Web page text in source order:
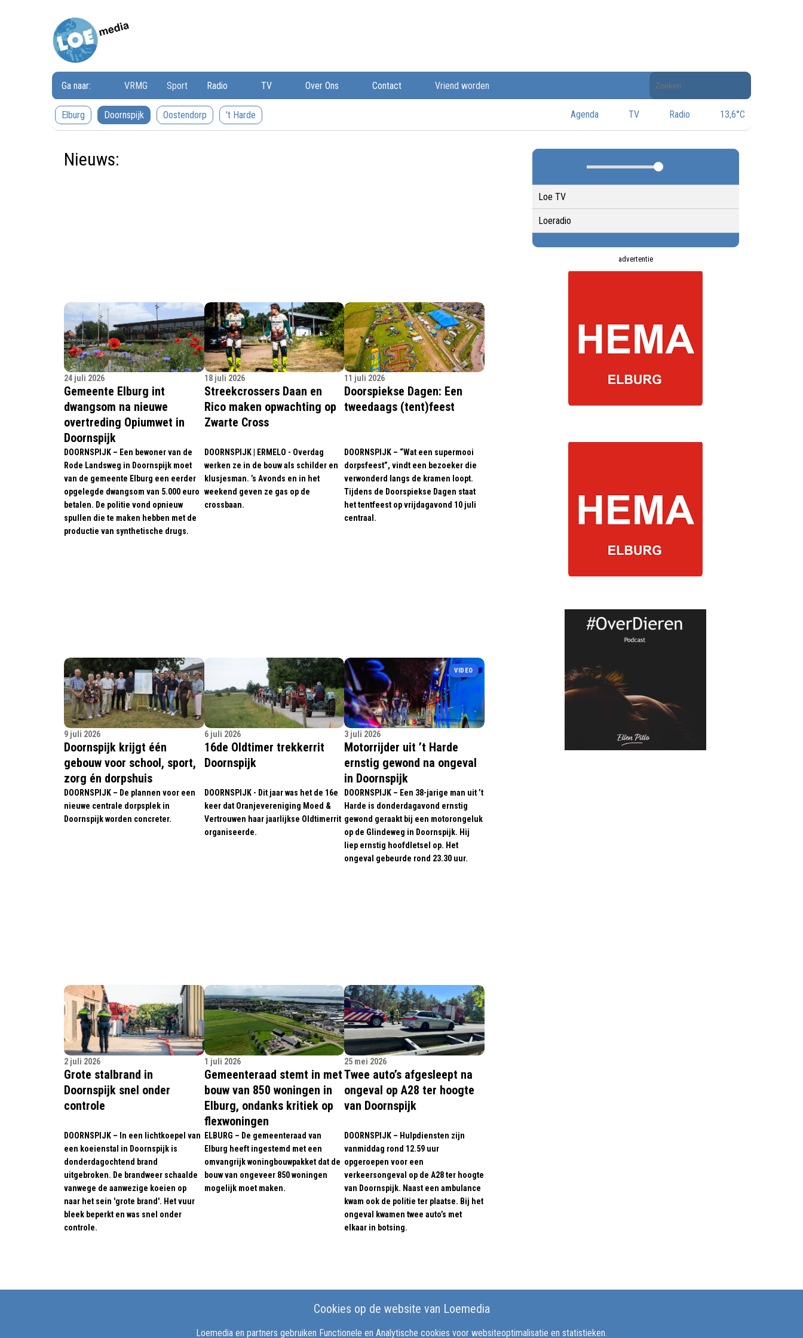
Ga naar: VRMG Sport Radio TV Over Ons Contact Vriend worden
Doorzoek
de
website
Elburg
Doornspijk Oostendorp 't Harde Agenda TV Radio 13,6°C
Nieuws:
24 juli 2026
Gemeente Elburg int
dwangsom na nieuwe
overtreding Opiumwet in
Doornspijk
DOORNSPIJK – Een bewoner van de
Rode Landsweg in Doornspijk moet
van de gemeente Elburg een eerder
opgelegde dwangsom van 5.000 euro
betalen. De politie vond opnieuw
spullen die te maken hebben met de
productie van synthetische drugs.
18 juli 2026
Streekcrossers Daan en
Rico maken opwachting op
Zwarte Cross
DOORNSPIJK | ERMELO - Overdag
werken ze in de bouw als schilder en
klusjesman. ’s Avonds en in het
weekend geven ze gas op de
crossbaan.
11 juli 2026
Doorspiekse Dagen: Een
tweedaags (tent)feest
DOORNSPIJK – “Wat een supermooi
dorpsfeest”, vindt een bezoeker die
verwonderd langs de kramen loopt.
Tijdens de Doorspiekse Dagen staat
het tentfeest op vrijdagavond 10 juli
centraal.
9 juli 2026
Doornspijk krijgt één
gebouw voor school, sport,
zorg én dorpshuis
DOORNSPIJK – De plannen voor een
nieuwe centrale dorpsplek in
Doornspijk worden concreter.
6 juli 2026
16de Oldtimer trekkerrit
Doornspijk
DOORNSPIJK - Dit jaar was het de 16e
keer dat Oranjevereniging Moed &
Vertrouwen haar jaarlijkse Oldtimerrit
organiseerde.
VIDEO
3 juli 2026
Motorrijder uit ’t Harde
ernstig gewond na ongeval
in Doornspijk
DOORNSPIJK – Een 38-jarige man uit ’t
Harde is donderdagavond ernstig
gewond geraakt bij een motorongeluk
op de Glindeweg in Doornspijk. Hij
liep ernstig hoofdletsel op. Het
ongeval gebeurde rond 23.30 uur.
2 juli 2026
Grote stalbrand in
Doornspijk snel onder
controle
DOORNSPIJK – In een lichtkoepel van
een koeienstal in Doornspijk is
donderdagochtend brand
uitgebroken. De brandweer schaalde
vanwege de aanwezige koeien op
naar het sein 'grote brand'. Het vuur
bleek beperkt en was snel onder
controle.
1 juli 2026
Gemeenteraad stemt in met
bouw van 850 woningen in
Elburg, ondanks kritiek op
flexwoningen
ELBURG – De gemeenteraad van
Elburg heeft ingestemd met een
omvangrijk woningbouwpakket dat de
bouw van ongeveer 850 woningen
mogelijk moet maken.
25 mei 2026
Twee auto’s afgesleept na
ongeval op A28 ter hoogte
van Doornspijk
DOORNSPIJK – Hulpdiensten zijn
vanmiddag rond 12.59 uur
opgeroepen voor een
verkeersongeval op de A28 ter hoogte
van Doornspijk. Naast een ambulance
kwam ook de politie ter plaatse. Bij het
ongeval kwamen twee auto’s met
elkaar in botsing.
Loe TV
Loeradio
advertentie
Cookies op de website van Loemedia
Loemedia en partners gebruiken Functionele en Analytische cookies voor websiteoptimalisatie en statistieken.